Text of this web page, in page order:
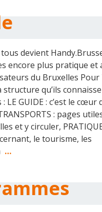
devient
encore plus pratique et
du Bruxelles Pour
qu’ils
LE GUIDE : c’est le cœur
: pages
et y circuler,
le tourisme, les
…